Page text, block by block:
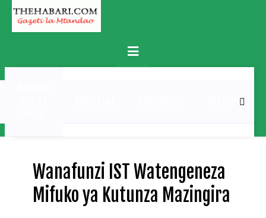
Skip
content
Primary
Menu
MICHEZO
Wanafunzi IST Watengeneza
Mifuko ya Kutunza Mazingira